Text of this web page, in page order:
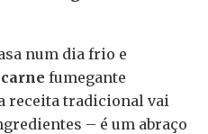
num dia frio e
fumegante
receita tradicional vai
– é um abraço